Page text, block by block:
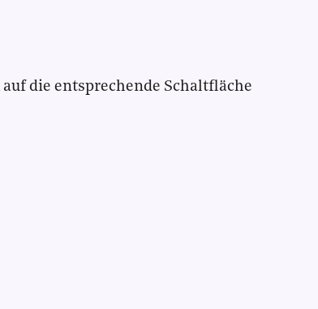
die entsprechende Schaltfläche